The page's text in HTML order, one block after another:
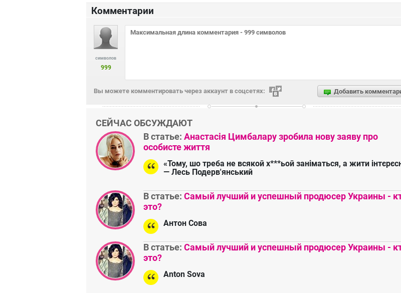
Комментарии
символов
999
Добавить
Вы можете комментировать через аккаунт в соцсетях:
СЕЙЧАС ОБСУЖДАЮТ
В статье: Анастасія Цимбалару зробила нову заяву про
особисте життя
«Тому, шо треба не всякой х***ьой заніматься, а жити
— Лесь Подерв'янський
В статье: Самый лучший и успешный продюсер Украины -
это?
Антон Сова
В статье: Самый лучший и успешный продюсер Украины -
это?
Anton Sova